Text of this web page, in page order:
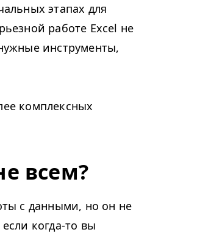
этапах для
работе Excel не
инструменты,
комплексных
всем?
с данными, но он не
когда-то вы